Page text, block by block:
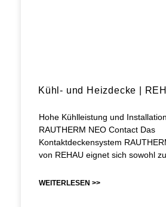
Kühl- und Heizdecke |
Hohe Kühlleistung und
RAUTHERM NEO Contact Das
Kontaktdeckensystem
von REHAU eignet sich sowohl
WEITERLESEN >>